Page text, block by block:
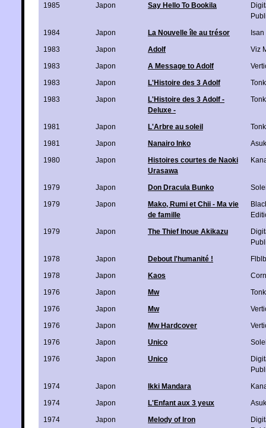
1985
Japon Say Hello To Bookila
1984
Japon La Nouvelle île au trésor
1983
Japon Adolf
Viz
1983
Japon A Message to Adolf
1983
Japon L'Histoire des 3 Adolf
1983
Japon
L'Histoire des 3 Adolf -
Deluxe -
1981 Japon L'Arbre au soleil
1981
Japon Nanairo Inko
1980
Japon
Histoires courtes de Naoki
Urasawa
1979 Japon Don Dracula Bunko
1979
Japon
Mako, Rumi et Chii - Ma vie
de famille
1979
Japon The Thief Inoue Akikazu
1978
Japon Debout l'humanité !
Flblb
1978
Japon Kaos
1976
Japon Mw
1976
Japon Mw
1976
Japon Mw Hardcover
1976
Japon Unico
1976
Japon Unico
1974
Japon Ikki Mandara
1974
Japon L'Enfant aux 3 yeux
1974
Japon Melody of Iron